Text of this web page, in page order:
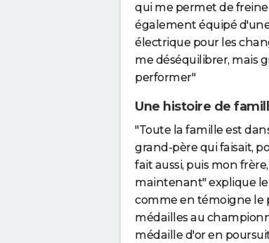
qui me permet de
également équipé
électrique pour les
me déséquilibrer, mais
performer"
Une histoire de
"Toute la famille est
grand-père qui faisait,
fait aussi, puis mon
maintenant" explique le
comme en témoigne le
médailles au
médaille d'or en